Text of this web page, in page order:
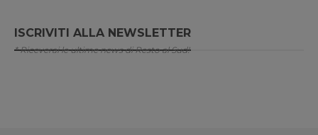
ISCRIVITI ALLA NEWSLETTER
* Riceverai le ultime news di Resto al Sud!